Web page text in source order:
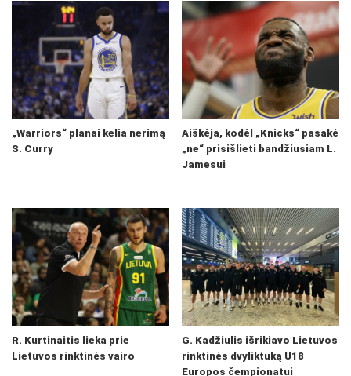
„Warriors“ planai kelia nerimą
S. Curry
Aiškėja, kodėl „Knicks“ pasakė
„ne“ prisišlieti bandžiusiam L.
Jamesui
R. Kurtinaitis lieka prie
Lietuvos rinktinės vairo
G. Kadžiulis išrikiavo Lietuvos
rinktinės dvyliktuką U18
Europos čempionatui